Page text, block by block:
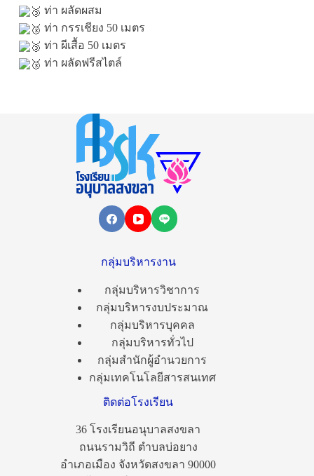
ท่า ผลัดผสม
ท่า กรรเชียง 50 เมตร
ท่า ผีเสื้อ 50 เมตร
ท่า ผลัดฟรีสไตล์
กลุ่มบริหารงาน
กลุ่มบริหารวิชาการ
กลุ่มบริหารงบประมาณ
กลุ่มบริหารบุคคล
กลุ่มบริหารทั่วไป
กลุ่มสำนักผู้อำนวยการ
กลุ่มเทคโนโลยีสารสนเทศ
ติดต่อโรงเรียน
36 โรงเรียนอนุบาลสงขลา
ถนนรามวิถี ตำบลบ่อยาง
อำเภอเมือง จังหวัดสงขลา 90000